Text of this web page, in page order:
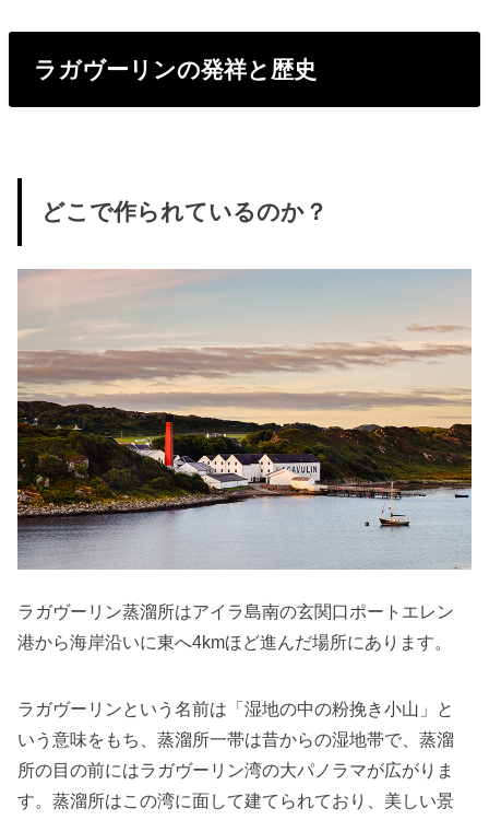
ラガヴーリンの発祥と歴史
どこで作られているのか？
ラガヴーリン蒸溜所はアイラ島南の玄関口ポートエレン
港から海岸沿いに東へ4kmほど進んだ場所にあります。
ラガヴーリンという名前は「湿地の中の粉挽き小山」と
いう意味をもち、蒸溜所一帯は昔からの湿地帯で、蒸溜
所の目の前にはラガヴーリン湾の大パノラマが広がりま
す。蒸溜所はこの湾に面して建てられており、美しい景